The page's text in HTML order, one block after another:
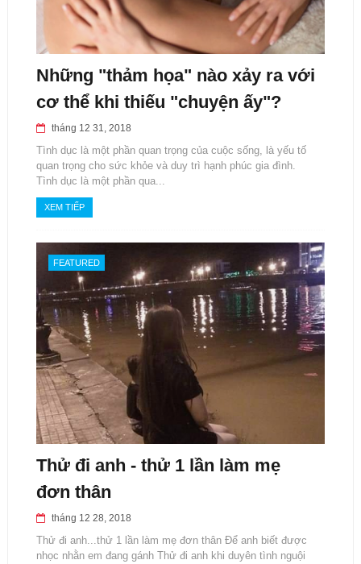
Những "thảm họa" nào xảy ra với
cơ thể khi thiếu "chuyện ấy"?
tháng 12 31, 2018
Tình dục là một phần quan trọng của cuộc sống, là yếu tố
quan trọng cho sức khỏe và duy trì hạnh phúc gia đình.
Tình dục là một phần qua...
XEM TIẾP
FEATURED
Thử đi anh - thử 1 lần làm mẹ
đơn thân
tháng 12 28, 2018
Thử đi anh...thử 1 lần làm mẹ đơn thân Để anh biết được
nhọc nhằn em đang gánh Thử đi anh khi duyên tình nguội